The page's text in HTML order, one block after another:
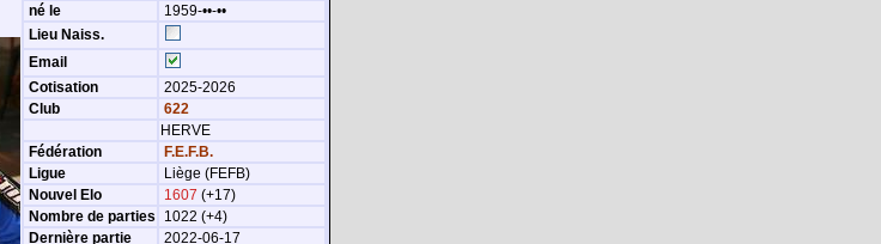
né le
1959-••-••
Lieu Naiss.
Email
Cotisation
2025-2026
Club
622
HERVE
Fédération
F.E.F.B.
Ligue
Liège (FEFB)
Nouvel Elo
1607 (+17)
Nombre de parties
1022 (+4)
Dernière partie
2022-06-17